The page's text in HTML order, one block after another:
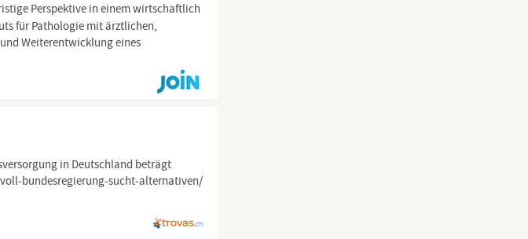
Perspektive in einem wirtschaftlich
für Pathologie mit ärztlichen,
Weiterentwicklung eines
in Deutschland beträgt
bundesregierung-sucht-alternativen/